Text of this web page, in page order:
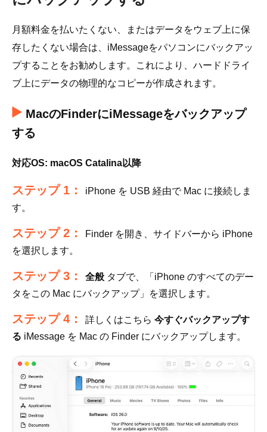
月額料金を払いたくない、またはデータをウェブ上に保
存したくない場合は、iMessageをパソコンにバックアッ
プすることをお勧めします。これにより、ハードドライ
ブ上にデータの物理的なコピーが作成されます。
MacのFinderにiMessageをバックアップ
する
対応OS: macOS Catalina以降
ステップ 1：
iPhone を USB 経由で Mac に接続しま
す。
ステップ 2：
Finder を開き、サイドバーから iPhone
を選択します。
ステップ 3： 全般 タブで、「iPhone のすべてのデー
タをこの Mac にバックアップ」を選択します。
ステップ 4： 詳しくはこちら 今すぐバックアップす
る iMessage を Mac の Finder にバックアップします。